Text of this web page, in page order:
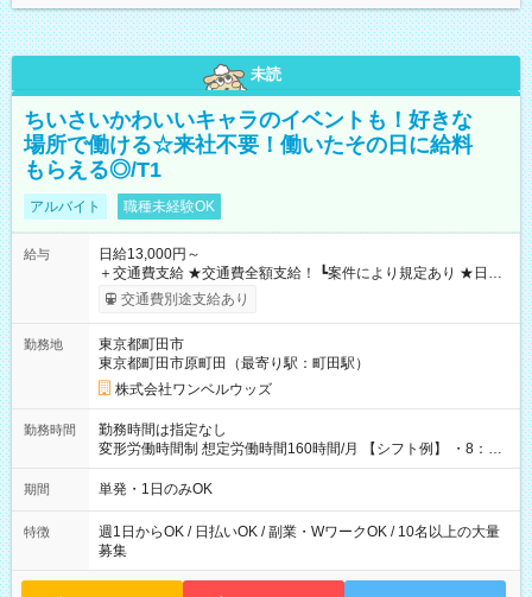
未読
ちいさいかわいいキャラのイベントも！好きな
場所で働ける☆来社不要！働いたその日に給料
もらえる◎/T1
アルバイト 職種未経験OK
給与
日給13,000円～
＋交通費支給 ★交通費全額支給！ ┗案件により規定あり ★日払
いOK！（規定あり） ┗働いたその日に現金GET♪ お仕事後はコ
ンビニATMから 日払い分を引き落とせます！ 【試用期間】試
交通費別途支給あり
勤務地
東京都町田市
東京都町田市原町田（最寄り駅：町田駅）
株式会社ワンベルウッズ
勤務時間
勤務時間は指定なし
変形労働時間制 想定労働時間160時間/月 【シフト例】 ・8：00
～21：00
期間 単発・1日のみOK
特徴
週1日からOK / 日払いOK / 副業・WワークOK / 10名以上の大量
募集